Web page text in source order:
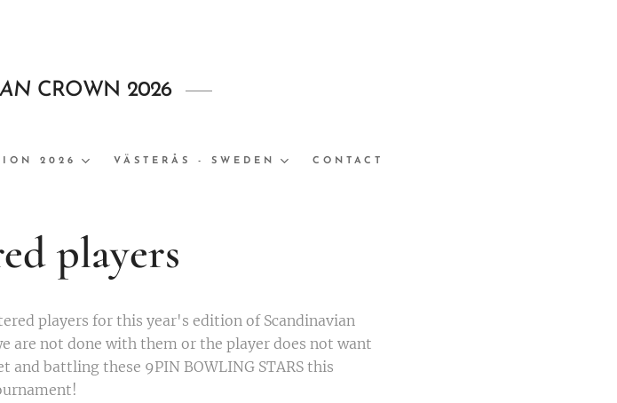
CROWN 2026
2026 VÄSTERÅS - SWEDEN CONTACT
players
players for this year's edition of Scandinavian
are not done with them or the player does not want
battling these 9PIN BOWLING STARS this